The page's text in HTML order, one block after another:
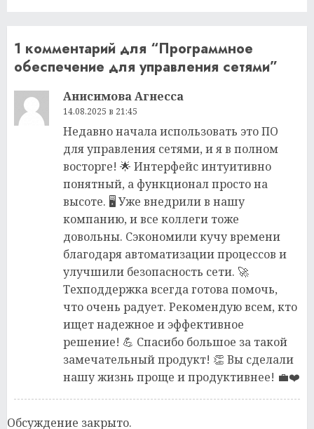
1 комментарий для “Программное
обеспечение для управления сетями”
Анисимова Агнесса
14.08.2025 в 21:45
Недавно начала использовать это ПО
для управления сетями, и я в полном
восторге! 🌟 Интерфейс интуитивно
понятный, а функционал просто на
высоте. 🖥️ Уже внедрили в нашу
компанию, и все коллеги тоже
довольны. Сэкономили кучу времени
благодаря автоматизации процессов и
улучшили безопасность сети. 🚀
Техподдержка всегда готова помочь,
что очень радует. Рекомендую всем, кто
ищет надежное и эффективное
решение! 💪 Спасибо большое за такой
замечательный продукт! 👏 Вы сделали
нашу жизнь проще и продуктивнее! 💼❤️
Обсуждение закрыто.